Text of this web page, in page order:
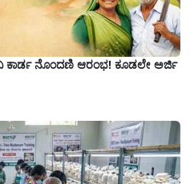
ಕಾರ್ಡ ನೊಂದಣಿ ಆರಂಭ! ಕೂಡಲೇ ಅರ್ಜಿ